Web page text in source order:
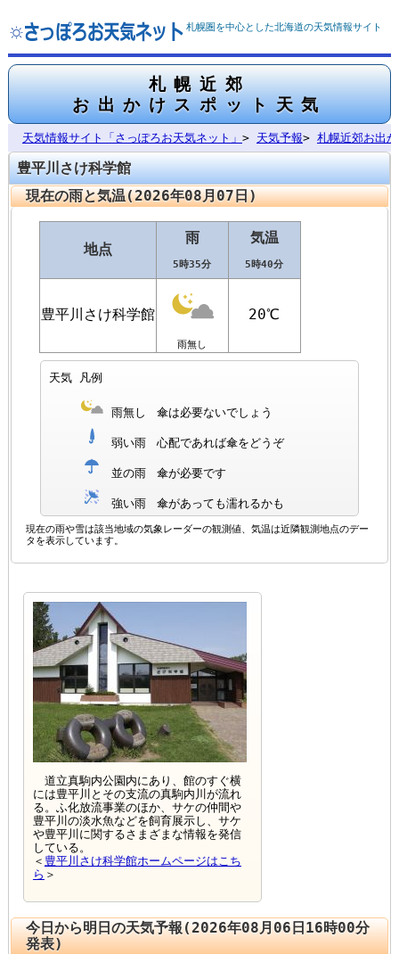
札幌圏を中心とした北海道の天気情報サイト
札幌近郊
お出かけスポット天気
天気情報サイト「さっぽろお天気ネット」 > 天気予報> 札幌近郊お出
豊平川さけ科学館
現在の雨と気温(2026年08月07日)
地点
雨
5時35分
気温
5時40分
豊平川さけ科学館
雨無し
20℃
天気 凡例
雨無し 傘は必要ないでしょう
弱い雨 心配であれば傘をどうぞ
並の雨 傘が必要です
強い雨 傘があっても濡れるかも
現在の雨や雪は該当地域の気象レーダーの観測値、気温は近隣観測地点のデー
タを表示しています。
道立真駒内公園内にあり、館のすぐ横
には豊平川とその支流の真駒内川が流れ
る。ふ化放流事業のほか、サケの仲間や
豊平川の淡水魚などを飼育展示し、サケ
や豊平川に関するさまざまな情報を発信
している。
＜ 豊平川さけ科学館ホームページはこち
ら ＞
今日から明日の天気予報(2026年08月06日16時00分
発表)